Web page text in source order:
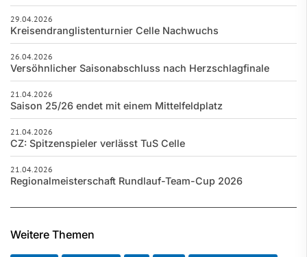
29.04.2026
Kreisendranglistenturnier Celle Nachwuchs
26.04.2026
Versöhnlicher Saisonabschluss nach Herzschlagfinale
21.04.2026
Saison 25/26 endet mit einem Mittelfeldplatz
21.04.2026
CZ: Spitzenspieler verlässt TuS Celle
21.04.2026
Regionalmeisterschaft Rundlauf-Team-Cup 2026
Weitere Themen